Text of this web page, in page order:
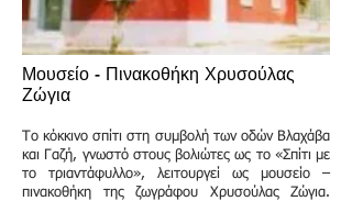
Μουσείο - Πινακοθήκη Χρυσούλας
Ζώγια
Το κόκκινο σπίτι στη συμβολή των οδών Βλαχάβα
και Γαζή, γνωστό στους βολιώτες ως το «Σπίτι με
το τριαντάφυλλο», λειτουργεί ως μουσείο –
πινακοθήκη της ζωγράφου Χρυσούλας Ζώγια.